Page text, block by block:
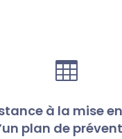

à la mise
plan de